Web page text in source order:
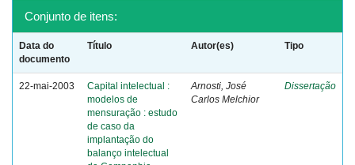
Conjunto de itens:
Data do
documento
Título Autor(es) Tipo
22-mai-2003
Capital intelectual :
modelos de
mensuração : estudo
de caso da
implantação do
balanço intelectual
Arnosti, José
Carlos Melchior
Dissertação